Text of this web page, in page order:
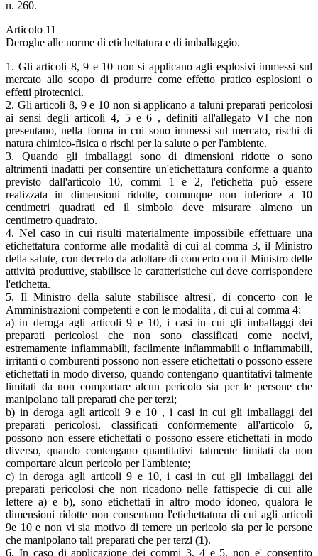
n. 260.
Articolo 11
Deroghe alle norme di etichettatura e di imballaggio.
1. Gli articoli 8, 9 e 10 non si applicano agli esplosivi immessi sul
mercato allo scopo di produrre come effetto pratico esplosioni o
effetti pirotecnici.
2. Gli articoli 8, 9 e 10 non si applicano a taluni preparati pericolosi
ai sensi degli articoli 4, 5 e 6 , definiti all'allegato VI che non
presentano, nella forma in cui sono immessi sul mercato, rischi di
natura chimico-fisica o rischi per la salute o per l'ambiente.
3. Quando gli imballaggi sono di dimensioni ridotte o sono
altrimenti inadatti per consentire un'etichettatura conforme a quanto
previsto dall'articolo 10, commi 1 e 2, l'etichetta può essere
realizzata in dimensioni ridotte, comunque non inferiore a 10
centimetri quadrati ed il simbolo deve misurare almeno un
centimetro quadrato.
4. Nel caso in cui risulti materialmente impossibile effettuare una
etichettatura conforme alle modalità di cui al comma 3, il Ministro
della salute, con decreto da adottare di concerto con il Ministro delle
attività produttive, stabilisce le caratteristiche cui deve corrispondere
l'etichetta.
5. Il Ministro della salute stabilisce altresi', di concerto con le
Amministrazioni competenti e con le modalita', di cui al comma 4:
a) in deroga agli articoli 9 e 10, i casi in cui gli imballaggi dei
preparati pericolosi che non sono classificati come nocivi,
estremamente infiammabili, facilmente infiammabili o infiammabili,
irritanti o comburenti possono non essere etichettati o possono essere
etichettati in modo diverso, quando contengano quantitativi talmente
limitati da non comportare alcun pericolo sia per le persone che
manipolano tali preparati che per terzi;
b) in deroga agli articoli 9 e 10 , i casi in cui gli imballaggi dei
preparati pericolosi, classificati conformemente all'articolo 6,
possono non essere etichettati o possono essere etichettati in modo
diverso, quando contengano quantitativi talmente limitati da non
comportare alcun pericolo per l'ambiente;
c) in deroga agli articoli 9 e 10, i casi in cui gli imballaggi dei
preparati pericolosi che non ricadono nelle fattispecie di cui alle
lettere a) e b), sono etichettati in altro modo idoneo, qualora le
dimensioni ridotte non consentano l'etichettatura di cui agli articoli
9e 10 e non vi sia motivo di temere un pericolo sia per le persone
che manipolano tali preparati che per terzi (1).
6. In caso di applicazione dei commi 3, 4 e 5, non e' consentito